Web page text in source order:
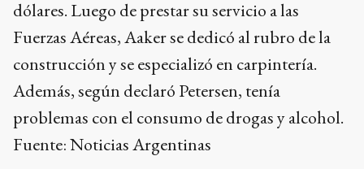
dólares. Luego de prestar su servicio a las
Fuerzas Aéreas, Aaker se dedicó al rubro de la
construcción y se especializó en carpintería.
Además, según declaró Petersen, tenía
problemas con el consumo de drogas y alcohol.
Fuente: Noticias Argentinas